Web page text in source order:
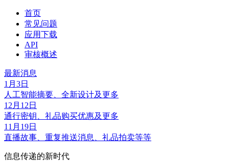
首页
常见问题
应用下载
API
审核概述
最新消息
1月3日
人工智能摘要、全新设计及更多
12月12日
通行密钥、礼品购买优惠及更多
11月19日
直播故事、重复推送消息、礼品拍卖等等
信息传递的新时代